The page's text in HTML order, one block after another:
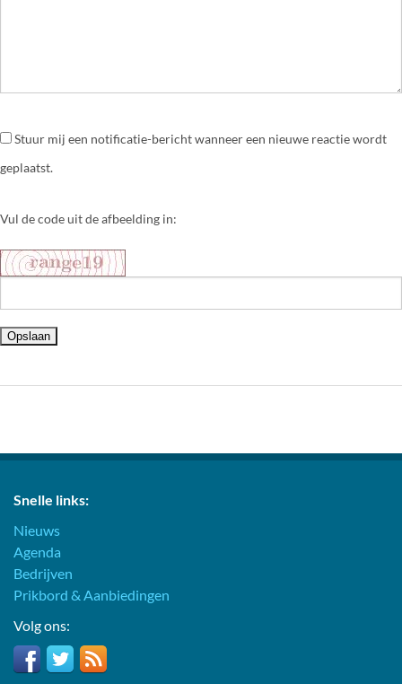
Stuur mij een notificatie-bericht wanneer een nieuwe reactie wordt
geplaatst.
Vul de code uit de afbeelding in:
Snelle links:
Nieuws
Agenda
Bedrijven
Prikbord & Aanbiedingen
Volg ons: